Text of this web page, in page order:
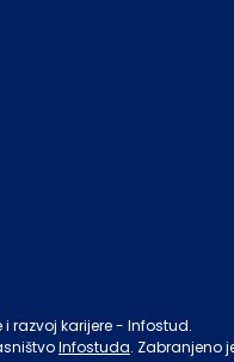
razvoj karijere - Infostud.
Infostuda. Zabranjeno